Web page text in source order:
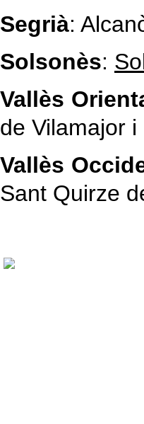
Segrià:
Solsonès:
Vallès
de Vilamajor
Vallès
Sant Quirze